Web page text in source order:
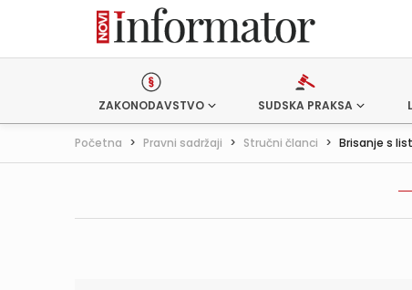
ZAKONODAVSTVO SUDSKA PRAKSA
Početna > Pravni sadržaji > Stručni članci > Brisanje s